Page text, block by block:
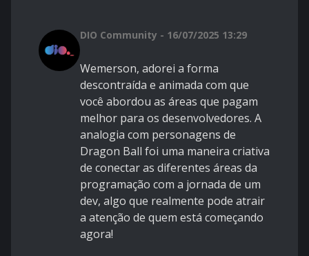
DIO Community - 16/07/2025 13:29
Wemerson, adorei a forma
descontraída e animada com que
você abordou as áreas que pagam
melhor para os desenvolvedores. A
analogia com personagens de
Dragon Ball foi uma maneira criativa
de conectar as diferentes áreas da
programação com a jornada de um
dev, algo que realmente pode atrair
a atenção de quem está começando
agora!